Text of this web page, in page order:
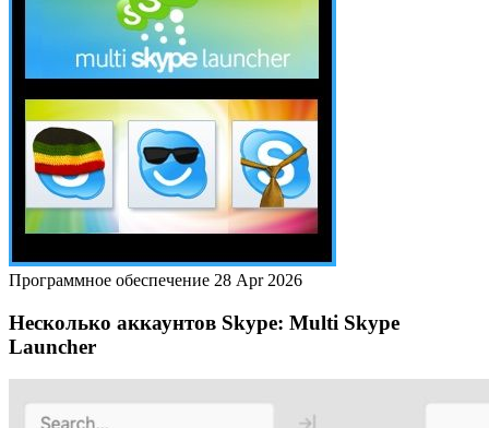
Программное обеспечение 28 Apr 2026
Несколько аккаунтов Skype: Multi Skype
Launcher